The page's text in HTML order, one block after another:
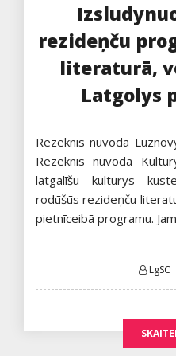
rezideņču
literaturā,
Latgolys
Rēzeknis nūvoda
Rēzeknis nūvoda
latgalīšu kulturys
rodūšūs rezideņču
pietnīceibā programu.
LgSC